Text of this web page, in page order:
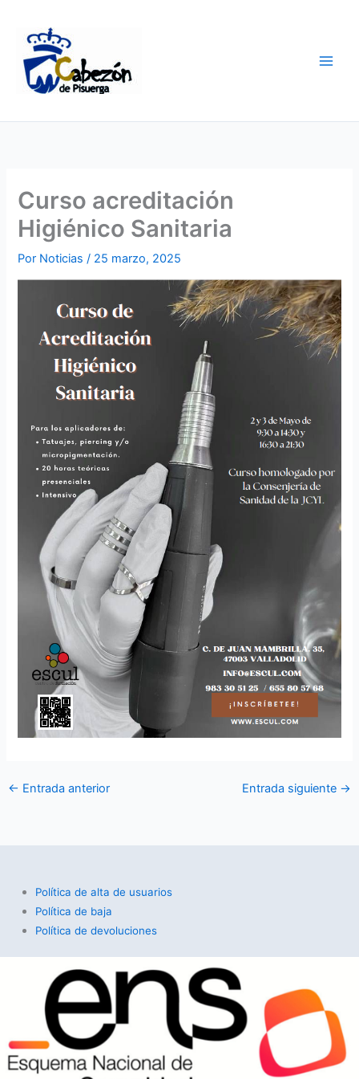
contenido
Curso acreditación
Higiénico Sanitaria
Por Noticias/ 25 marzo, 2025
← Entrada anterior Entrada siguiente →
Política de alta de usuarios
Política de baja
Política de devoluciones